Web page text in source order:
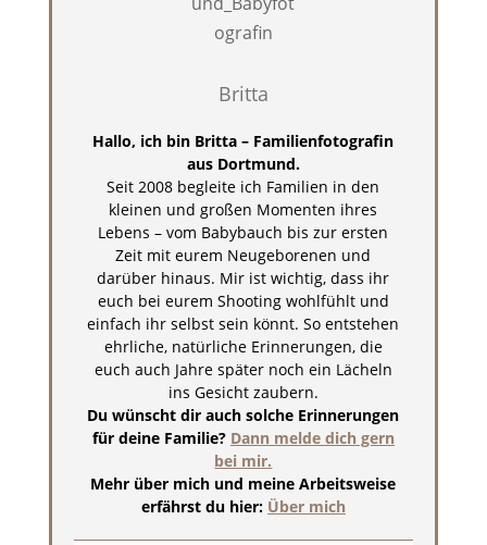
Britta
Hallo, ich bin Britta – Familienfotografin
aus Dortmund.
Seit 2008 begleite ich Familien in den
kleinen und großen Momenten ihres
Lebens – vom Babybauch bis zur ersten
Zeit mit eurem Neugeborenen und
darüber hinaus. Mir ist wichtig, dass ihr
euch bei eurem Shooting wohlfühlt und
einfach ihr selbst sein könnt. So entstehen
ehrliche, natürliche Erinnerungen, die
euch auch Jahre später noch ein Lächeln
ins Gesicht zaubern.
Du wünscht dir auch solche Erinnerungen
für deine Familie? Dann melde dich gern
bei mir.
Mehr über mich und meine Arbeitsweise
erfährst du hier: Über mich